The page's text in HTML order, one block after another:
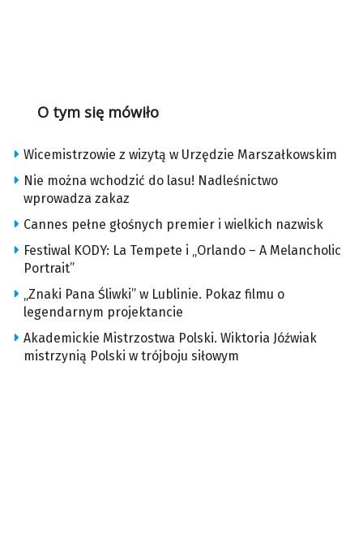
O tym się mówiło
Wicemistrzowie z wizytą w Urzędzie Marszałkowskim
Nie można wchodzić do lasu! Nadleśnictwo
wprowadza zakaz
Cannes pełne głośnych premier i wielkich nazwisk
Festiwal KODY: La Tempete i „Orlando – A Melancholic
Portrait”
„Znaki Pana Śliwki” w Lublinie. Pokaz filmu o
legendarnym projektancie
Akademickie Mistrzostwa Polski. Wiktoria Jóźwiak
mistrzynią Polski w trójboju siłowym